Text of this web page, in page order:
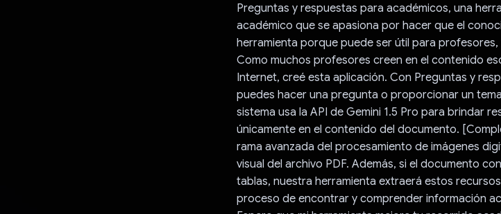
Preguntas y respuestas para académicos, una
académico que se apasiona por hacer que el
herramienta porque puede ser útil para
Como muchos profesores creen en el contenido
Internet, creé esta aplicación. Con Preguntas y
puedes hacer una pregunta o proporcionar un
sistema usa la API de Gemini 1.5 Pro para brindar
únicamente en el contenido del documento.
rama avanzada del procesamiento de imágenes
visual del archivo PDF. Además, si el documento
tablas, nuestra herramienta extraerá estos
proceso de encontrar y comprender información